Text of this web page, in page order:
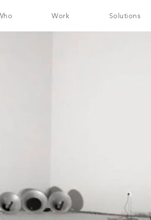
Work Solutions